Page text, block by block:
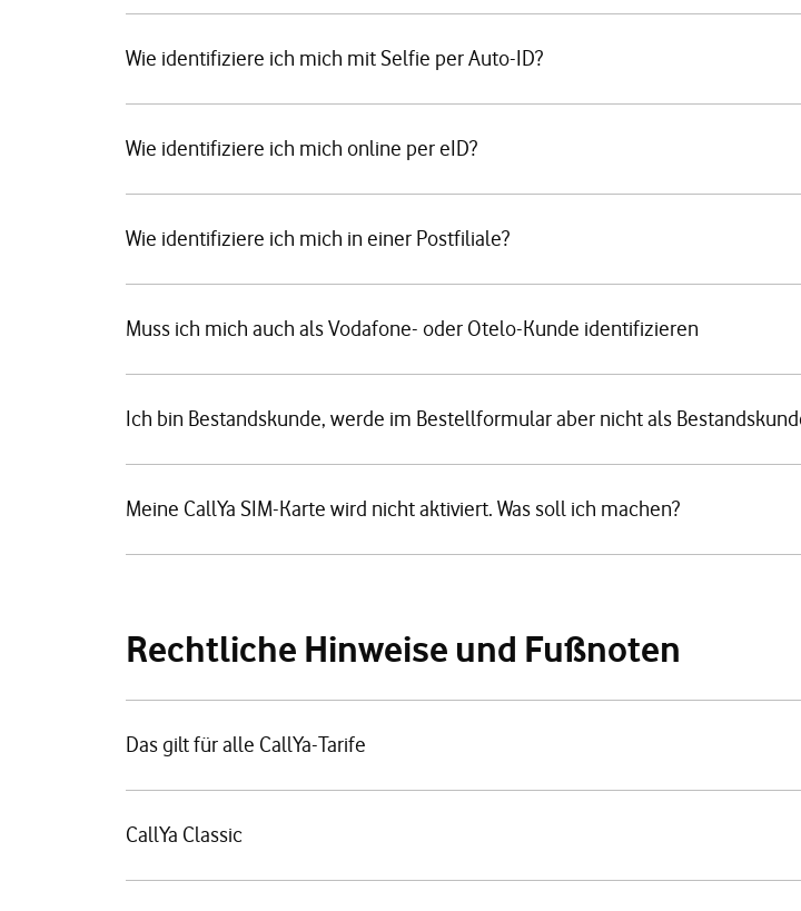
Wie identifiziere ich mich mit Selfie per Auto-ID?
Wie identifiziere ich mich online per eID?
Wie identifiziere ich mich in einer Postfiliale?
Muss ich mich auch als Vodafone- oder Otelo-Kunde identifizieren
Ich bin Bestandskunde, werde im Bestellformular aber nicht als
Meine CallYa SIM-Karte wird nicht aktiviert. Was soll ich machen?
Rechtliche Hinweise und Fußnoten
Das gilt für alle CallYa-Tarife
CallYa Classic